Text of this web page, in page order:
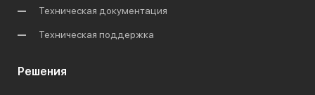
Техническая документация
Техническая поддержка
Решения